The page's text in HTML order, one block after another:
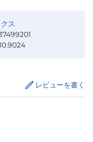
ス
レビューを書く